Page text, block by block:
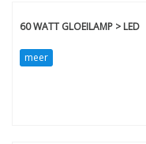
60 WATT GLOEILAMP > LED
meer